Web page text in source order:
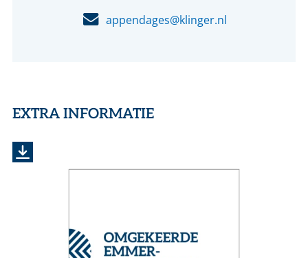
appendages@klinger.nl
EXTRA INFORMATIE